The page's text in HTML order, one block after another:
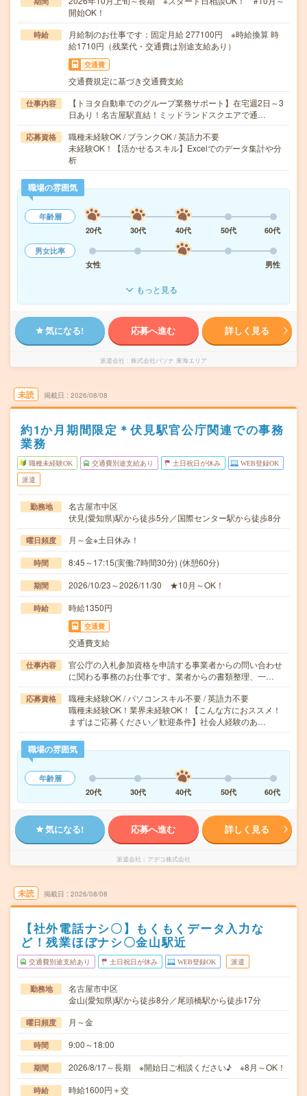
開始OK！
時給
月給制のお仕事です：固定月給 277100円 ※時給換算 時
給1710円（残業代・交通費は別途支給あり）
交通費
交通費規定に基づき交通費支給
仕事内容
【トヨタ自動車でのグループ業務サポート】在宅週2日～3
日あり！名古屋駅直結！ミッドランドスクエアで通…
応募資格
職種未経験OK / ブランクOK / 英語力不要
未経験OK！【活かせるスキル】Excelでのデータ集計や分
析
職場の雰囲気
年齢層
20代
30代 40代 50代
60代
男女比率
女性
男性
もっと見る
気になる! 応募へ進む 詳しく見る
派遣会社 株式会社パソナ 東海エリア
未読 掲載日 2026/08/08
約1か月期間限定＊伏見駅官公庁関連での事務
業務
職種未経験OK 交通費別途支給あり 土日祝日が休み WEB登録OK
派遣
勤務地
名古屋市中区
伏見(愛知県)駅から徒歩5分／国際センター駅から徒歩8分
曜日頻度 月～金※土日休み！
時間 8:45～17:15(実働:7時間30分) (休憩60分)
期間 2026/10/23～2026/11/30 ★10月～OK！
時給 時給1350円
交通費
交通費支給
仕事内容
官公庁の入札参加資格を申請する事業者からの問い合わせ
に関わる事務のお仕事です。業者からの書類整理、一…
応募資格
職種未経験OK / パソコンスキル不要 / 英語力不要
職種未経験OK！業界未経験OK！【こんな方におススメ！
まずはご応募ください／歓迎条件】社会人経験のあ…
職場の雰囲気
年齢層
20代
30代 40代 50代 60代
気になる! 応募へ進む 詳しく見る
派遣会社 アデコ株式会社
未読 掲載日 2026/08/08
【社外電話ナシ〇】もくもくデータ入力な
ど！残業ほぼナシ〇金山駅近
交通費別途支給あり 土日祝日が休み WEB登録OK 派遣
勤務地
名古屋市中区
金山(愛知県)駅から徒歩8分／尾頭橋駅から徒歩17分
曜日頻度 月～金
時間 9:00～18:00
期間 2026/8/17～長期 ※開始日ご相談ください♪ ※8月～OK！
時給 時給1600円＋交